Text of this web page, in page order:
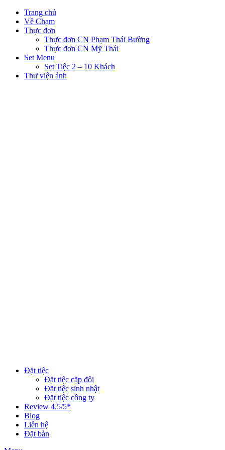
Trang chủ
Về Chạm
Thực đơn
Thực đơn CN Phạm Thái Bường
Thực đơn CN Mỹ Thái
Set Menu
Set Tiệc 2 – 10 Khách
Thư viện ảnh
Đặt tiệc
Đặt tiệc cặp đôi
Đặt tiệc sinh nhật
Đặt tiệc công ty
Review 4.5/5*
Blog
Liên hệ
Đặt bàn